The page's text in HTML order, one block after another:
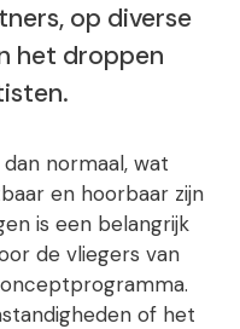
op diverse
het droppen
normaal, wat
en hoorbaar zijn
is een belangrijk
de vliegers van
of het